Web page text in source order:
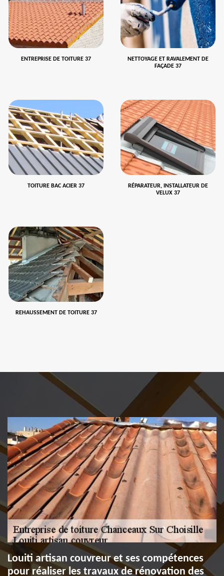
ENTREPRISE DE TOITURE 37
NETTOYAGE ET RAVALEMENT DE
FAÇADE 37
TOITURE BAC ACIER 37
RÉPARATEUR, INSTALLATEUR DE
VELUX 37
REHAUSSEMENT DE TOITURE 37
Louiti artisan couvreur et ses compétences
pour réaliser les travaux de rénovation des